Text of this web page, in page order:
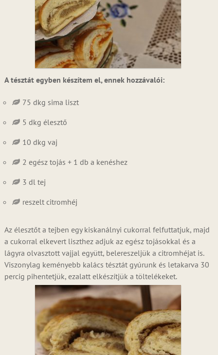
A tésztát egyben készítem el, ennek hozzávalói:
75 dkg sima liszt
5 dkg élesztő
10 dkg vaj
2 egész tojás + 1 db a kenéshez
3 dl tej
reszelt citromhéj
Az élesztőt a tejben egy kiskanálnyi cukorral felfuttatjuk, majd
a cukorral elkevert liszthez adjuk az egész tojásokkal és a
lágyra olvasztott vajjal együtt, belereszeljük a citromhéjat is.
Viszonylag keményebb kalács tésztát gyúrunk és letakarva 30
percig pihentetjük, ezalatt elkészítjük a töltelékeket.